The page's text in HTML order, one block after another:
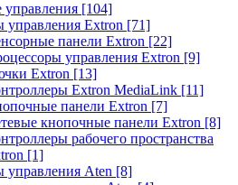
управления [104]
управления Extron [71]
панели Extron [22]
управления Extron [9]
Extron [13]
Extron MediaLink [11]
панели Extron [7]
кнопочные панели Extron [8]
рабочего пространства
[1]
управления Aten [8]